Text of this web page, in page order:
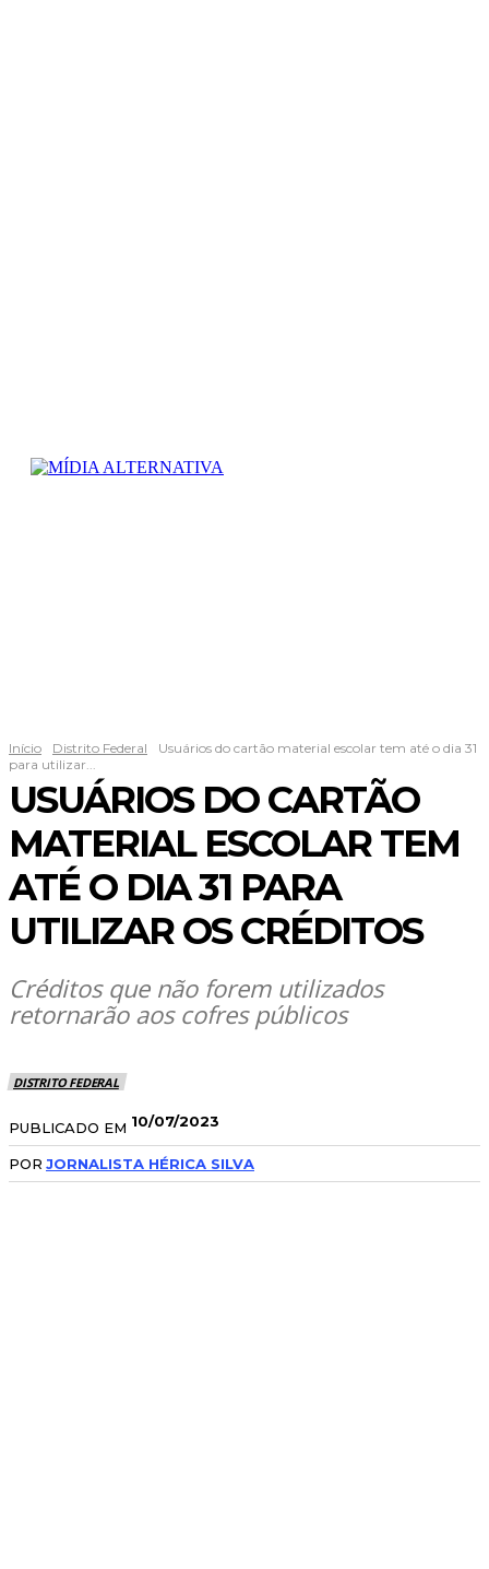
Início Distrito Federal
Usuários do cartão material escolar tem até o dia 31
para utilizar...
USUÁRIOS DO CARTÃO
MATERIAL ESCOLAR TEM
ATÉ O DIA 31 PARA
UTILIZAR OS CRÉDITOS
Créditos que não forem utilizados
retornarão aos cofres públicos
DISTRITO FEDERAL
PUBLICADO EM 10/07/2023
POR JORNALISTA HÉRICA SILVA